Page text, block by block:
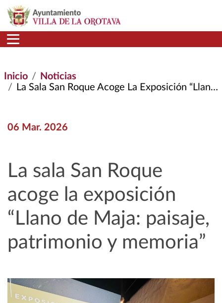
Pasar al contenido principal
Inicio
Noticias
La Sala San Roque Acoge La Exposición “Llano de Maja: Paisaje, Patrimonio y Memoria”
06 Mar. 2026
La sala San Roque
acoge la exposición
“Llano de Maja: paisaje,
patrimonio y memoria”